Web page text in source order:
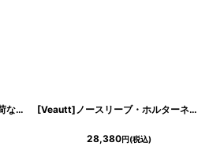
[SALE品のため返品不可＆再入荷なしの現品限り][韓国製][rinfarre]レイヤード・プリーツ・花柄・Aライン・フレア・ミディアムスカート・膝下丈・ブラック [Veautt]ノースリーブ・ホルターネック・胸元フリル・ショルダーチェーン・タイト・ミディアムドレス・ワンピース[送料無料]
28,380円(税込)